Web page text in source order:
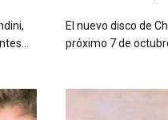
El nuevo disco de
próximo 7 de